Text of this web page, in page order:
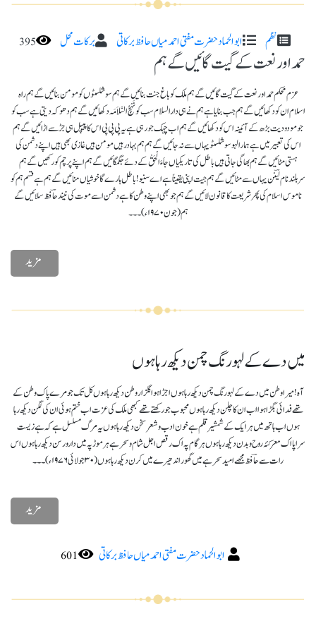
نظم ابو الحماد حضرت مفتی احمد میاں حافظ برکاتی برکات محل 395
حمد اور نعت کے گیت گائیں گے ہم
عزم محکم حمد اور نعت کے گیت گائیں گے ہم ملک کو باغ جنت بنائیں گے ہم سو شلسٹوں کو مومن بنائیں گے ہم راہ
اسلام ان کو دکھائیں گے ہم جب بنایا ہے ہم نے ہی دارالسلام سب کو نَہْجُ السَّلاَمَہ دکھائیں گے ہم دھوکہ دیتی ہے سب کو
جو مودودیت بڑھ کے آئینہ اس کو دکھائیں گے ہم اب چہک جو رہی ہے یہ پی پی پی اس کا پیپل ہی جڑ سے اڑائیں گے ہم
اس کی تعبیر میں ہے ہمارا لہو سوشلسٹو یہاں سے نہ جائیں گے ہم ہم بہادر ہیں مومن ہیں غازی بھی ہیں اپنے دشمن کی
ہستی مٹائیں گے ہم بھاگی جاتی ہیں باطل کی تاریکیاں جاَءَالْحَقْ کے دئے جگمگائیں گے ہم اپنے پرچم کو رکھیں گے ہم
سربلند نام لیؔنن یہاں سے مٹائیں گے ہم جیت اپنی یقیناً ہے اے سنیو! باطل ہارے گا خوشیاں منائیں گے ہم ہے قسم ہم کو
ناموس اسلام کی پھر شریعت کا قانون لائیں گے ہم جو بھی اپنے وطن کا ہے دشمن اسے موت کی نیند حاؔفظ سلائیں گے
ہم (جون ۱۹۷۰ء)۔۔۔
مزید
میں دے کے لہو رنگ چمن دیکھ رہا ہوں
آہ ! میرا وطن میں دے کے لہو رنگ چمن دیکھ رہا ہوں اجڑا ہوا گلزار وطن دیکھ رہا ہوں کل تک جو مرے پاک وطن کے
تھے فدائی بگڑا ہوا اب ان کا چلن دیکھ رہا ہوں محبوب جو رکھتے تھے کبھی ملک کی عزت اب ختم ہوئی ان کی لگن دیکھ رہا
ہوں اب ہاتھ میں ہر ایک کے شمشیر قلم ہے خون ادب و شعر سخن دیکھ رہا ہوں یہ مرگ مسلسل ہے کہ ہے زیست
سراپا اک معرکئہ روح و بدن دیکھ رہا ہوں ہر گام پہ اک رقص اجل شام وسحر ہے ہر موڑ پہ میں دارورسن دیکھ رہا ہوں اس
رات سے حاؔفظ مجھے امید سحر ہے میں گھور اندھیرے میں کرن دیکھ رہا ہوں (۳۰ جولائی ۱۹۷۶ء)۔۔۔
مزید
ابو الحماد حضرت مفتی احمد میاں حافظ برکاتی